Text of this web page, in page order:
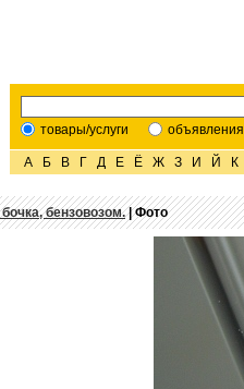
товары/услуги объявления
А Б В Г Д Е Ё Ж З И Й К
бензовозом.| Фото